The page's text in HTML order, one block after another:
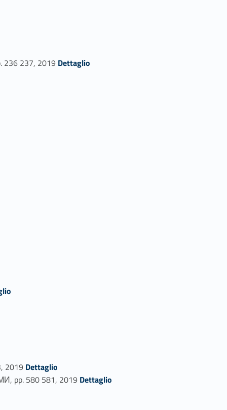
236 237, 2019 Link identifier #identifier_person_72014-49
Dettaglio
2019 Link identifier #identifier_person_156341-73
Dettaglio
580 581, 2019 Link identifier #identifier_person_11295-74
Dettaglio